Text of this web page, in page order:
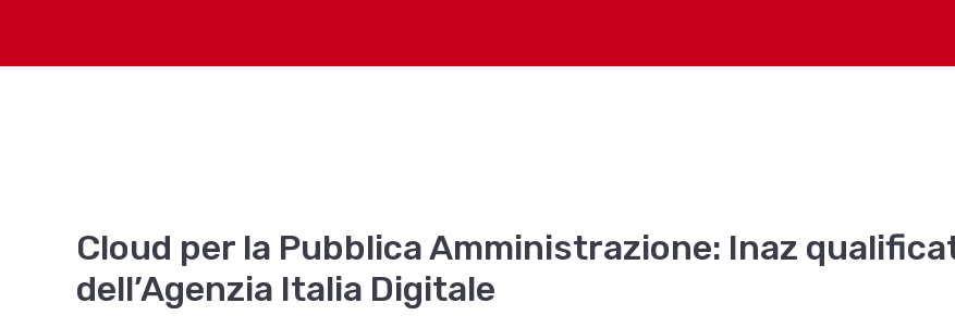
Cloud per la Pubblica Amministrazione: Inaz
dell’Agenzia Italia Digitale